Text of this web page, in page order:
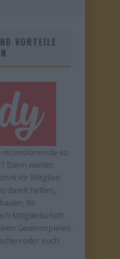
VORTEILE
so
Dann werdet
ihr Mitglied
damit helfen,
Im
Mitgliedschaft
Gewinnspielen
oder euch